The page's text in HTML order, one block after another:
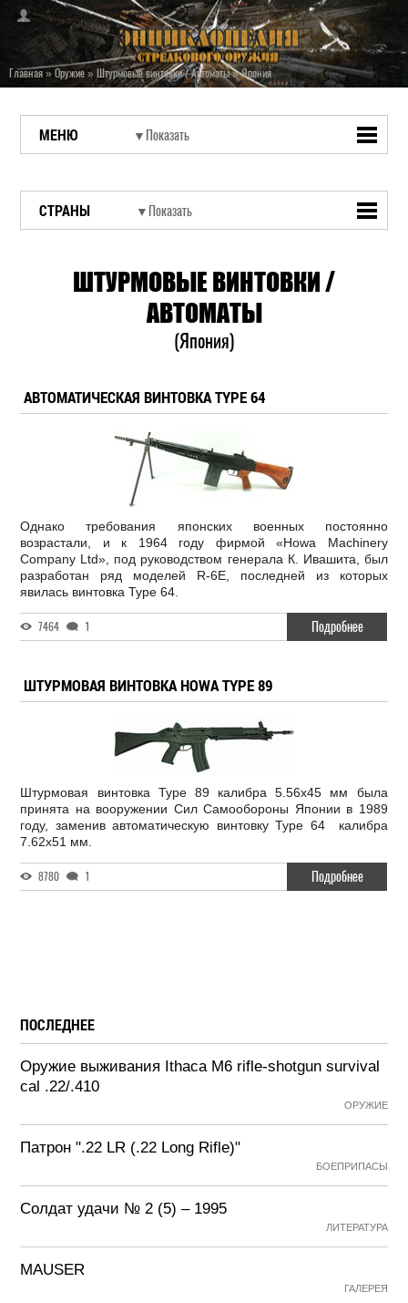
Главная»Оружие» Штурмовые винтовки / Автоматы»Япония
МЕНЮ
СТРАНЫ
ШТУРМОВЫЕ ВИНТОВКИ /
АВТОМАТЫ
(Япония)
АВТОМАТИЧЕСКАЯ ВИНТОВКА TYPE 64
Однако требования японских военных постоянно
возрастали, и к 1964 году фирмой «Howa Machinery
Company Ltd», под руководством генерала К. Ивашита, был
разработан ряд моделей R-6E, последней из которых
явилась винтовка Type 64.
7464 1 Подробнее
ШТУРМОВАЯ ВИНТОВКА HOWA TYPE 89
Штурмовая винтовка Type 89 калибра 5.56х45 мм была
принята на вооружении Сил Самообороны Японии в 1989
году, заменив автоматическую винтовку Type 64 калибра
7.62х51 мм.
8780 1 Подробнее
ПОСЛЕДНЕЕ
Оружие выживания Ithaca M6 rifle-shotgun survival
cal .22/.410
ОРУЖИЕ
Патрон ".22 LR (.22 Long Rifle)"
БОЕПРИПАСЫ
Солдат удачи № 2 (5) – 1995
ЛИТЕРАТУРА
MAUSER
ГАЛЕРЕЯ